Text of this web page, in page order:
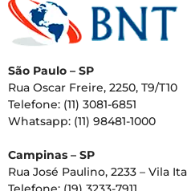
São Paulo – SP
Rua Oscar Freire, 2250, T9/T10
Telefone: (11) 3081-6851
Whatsapp: (11) 98481-1000
Campinas – SP
Rua José Paulino, 2233 – Vila